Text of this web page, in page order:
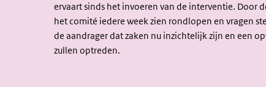
ervaart sinds het invoeren van de interventie. Door
het comité iedere week zien rondlopen en vragen
de aandrager dat zaken nu inzichtelijk zijn en een
zullen optreden.